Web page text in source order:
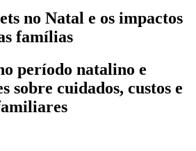
no Natal e os impactos
famílias
período natalino e
sobre cuidados, custos e